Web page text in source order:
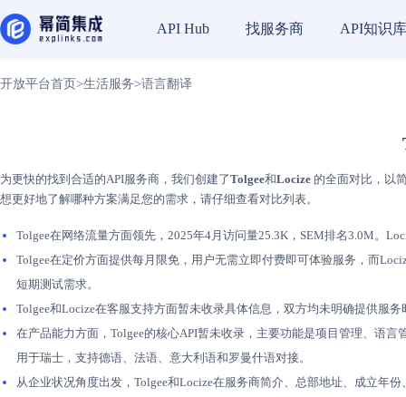
API Hub 找服务商 API知识库
开放平台首页 >生活服务>语言翻译
为更快的找到合适的API服务商，我们创建了Tolgee和Locize 的全面对比，以
想更好地了解哪种方案满足您的需求，请仔细查看对比列表。
Tolgee在网络流量方面领先，2025年4月访问量25.3K，SEM排名3.0M。
Tolgee在定价方面提供每月限免，用户无需立即付费即可体验服务，而
短期测试需求。
Tolgee和Locize在客服支持方面暂未收录具体信息，双方均未明确提供服
在产品能力方面，Tolgee的核心API暂未收录，主要功能是项目管理、语
用于瑞士，支持德语、法语、意大利语和罗曼什语对接。
从企业状况角度出发，Tolgee和Locize在服务商简介、总部地址、成立年